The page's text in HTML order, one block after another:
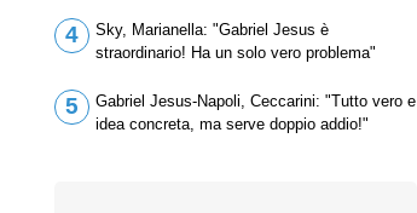
4
Sky, Marianella: "Gabriel Jesus è
straordinario! Ha un solo vero problema"
5
Gabriel Jesus-Napoli, Ceccarini: "Tutto vero e
idea concreta, ma serve doppio addio!"